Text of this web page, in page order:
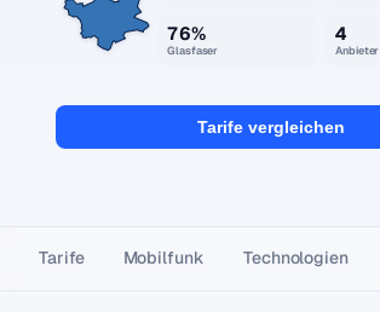
76%
Glasfaser
4
Anbieter
Tarife vergleichen
Tarife Mobilfunk Technologien